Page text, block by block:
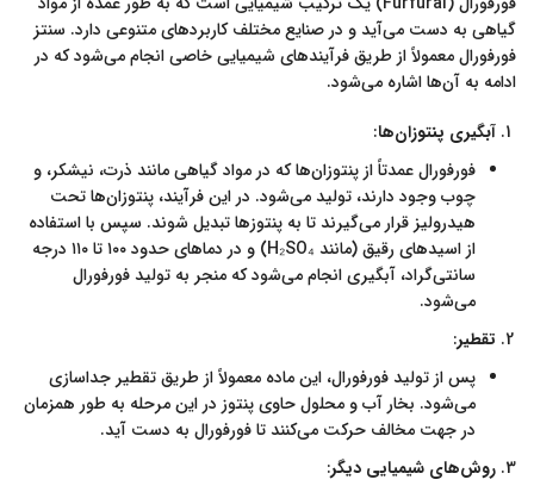
گیاهی به دست می‌آید و در صنایع مختلف کاربردهای متنوعی دارد. سنتز
فورفورال معمولاً از طریق فرآیندهای شیمیایی خاصی انجام می‌شود که در
ادامه به آن‌ها اشاره می‌شود.
آبگیری پنتوزان‌ها:
فورفورال عمدتاً از پنتوزان‌ها که در مواد گیاهی مانند ذرت، نیشکر، و
چوب وجود دارند، تولید می‌شود. در این فرآیند، پنتوزان‌ها تحت
هیدرولیز قرار می‌گیرند تا به پنتوزها تبدیل شوند. سپس با استفاده
از اسیدهای رقیق (مانند H₂SO₄) و در دماهای حدود ۱۰۰ تا ۱۱۰ درجه
سانتی‌گراد، آبگیری انجام می‌شود که منجر به تولید فورفورال
می‌شود.
تقطیر:
پس از تولید فورفورال، این ماده معمولاً از طریق تقطیر جداسازی
می‌شود. بخار آب و محلول حاوی پنتوز در این مرحله به طور همزمان
در جهت مخالف حرکت می‌کنند تا فورفورال به دست آید.
روش‌های شیمیایی دیگر: